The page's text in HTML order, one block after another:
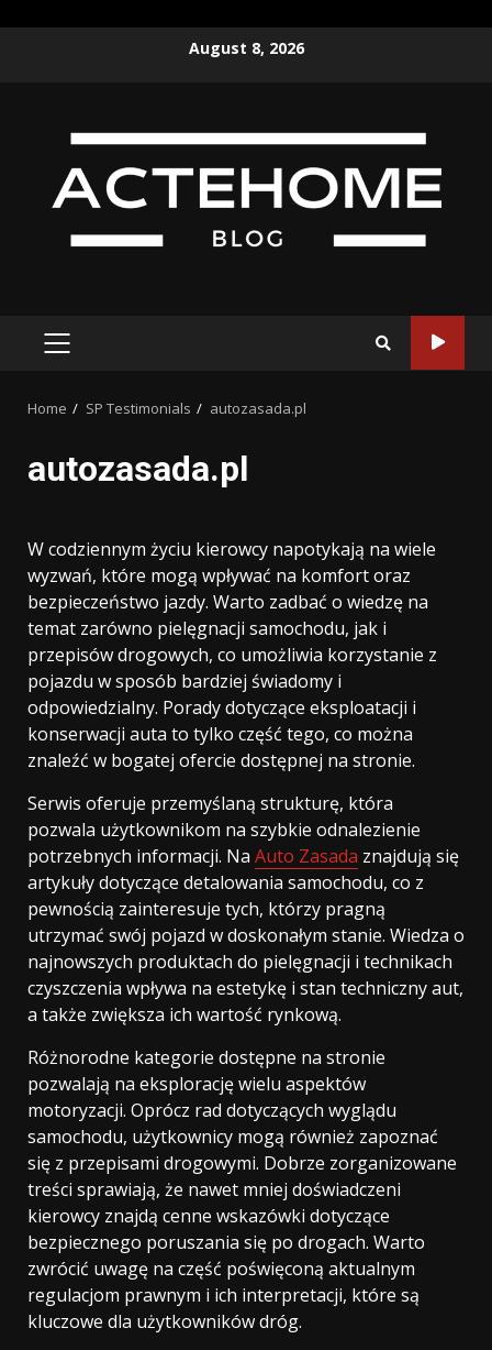
August 8, 2026
PRIMARY
Home SP Testimonials autozasada.pl
autozasada.pl
W codziennym życiu kierowcy napotykają na wiele
wyzwań, które mogą wpływać na komfort oraz
bezpieczeństwo jazdy. Warto zadbać o wiedzę na
temat zarówno pielęgnacji samochodu, jak i
przepisów drogowych, co umożliwia korzystanie z
pojazdu w sposób bardziej świadomy i
odpowiedzialny. Porady dotyczące eksploatacji i
konserwacji auta to tylko część tego, co można
znaleźć w bogatej ofercie dostępnej na stronie.
Serwis oferuje przemyślaną strukturę, która
pozwala użytkownikom na szybkie odnalezienie
potrzebnych informacji. Na Auto Zasada znajdują się
artykuły dotyczące detalowania samochodu, co z
pewnością zainteresuje tych, którzy pragną
utrzymać swój pojazd w doskonałym stanie. Wiedza o
najnowszych produktach do pielęgnacji i technikach
czyszczenia wpływa na estetykę i stan techniczny aut,
a także zwiększa ich wartość rynkową.
Różnorodne kategorie dostępne na stronie
pozwalają na eksplorację wielu aspektów
motoryzacji. Oprócz rad dotyczących wyglądu
samochodu, użytkownicy mogą również zapoznać
się z przepisami drogowymi. Dobrze zorganizowane
treści sprawiają, że nawet mniej doświadczeni
kierowcy znajdą cenne wskazówki dotyczące
bezpiecznego poruszania się po drogach. Warto
zwrócić uwagę na część poświęconą aktualnym
regulacjom prawnym i ich interpretacji, które są
kluczowe dla użytkowników dróg.